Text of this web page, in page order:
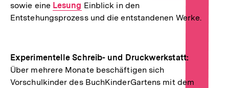
sowie eine Interner
Link:
Lesung Einblick in den
Entstehungsprozess und die entstandenen Werke.
Experimentelle Schreib- und Druckwerkstatt:
Über mehrere Monate beschäftigen sich
Vorschulkinder des BuchKinderGartens mit dem